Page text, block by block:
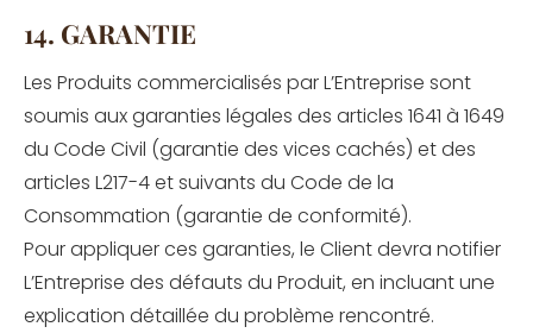
14. GARANTIE
Les Produits commercialisés par L’Entreprise sont
soumis aux garanties légales des articles 1641 à 1649
du Code Civil (garantie des vices cachés) et des
articles L217-4 et suivants du Code de la
Consommation (garantie de conformité).
Pour appliquer ces garanties, le Client devra notifier
L’Entreprise des défauts du Produit, en incluant une
explication détaillée du problème rencontré.